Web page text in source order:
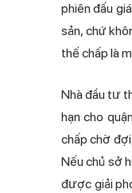
phiên đấu
sản, chứ
thế chấp là
Nhà đầu tư
hạn cho
chấp chờ
Nếu chủ sở
được giải